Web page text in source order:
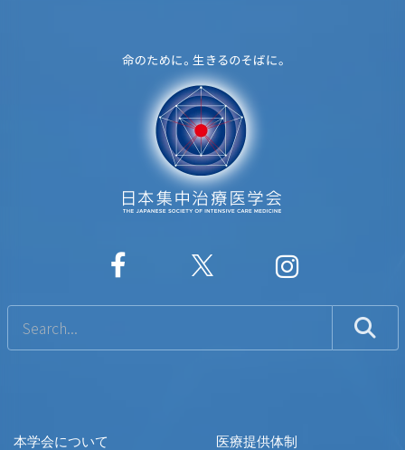
本学会について 医療提供体制